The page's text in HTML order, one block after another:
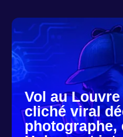
Vol au
cliché viral
photographe,